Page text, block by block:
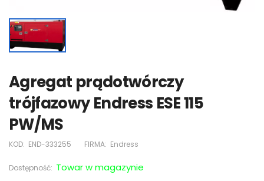
Agregat prądotwórczy
trójfazowy Endress ESE 115
PW/MS
KOD: END-333255 FIRMA: Endress
Dostępność: Towar w magazynie